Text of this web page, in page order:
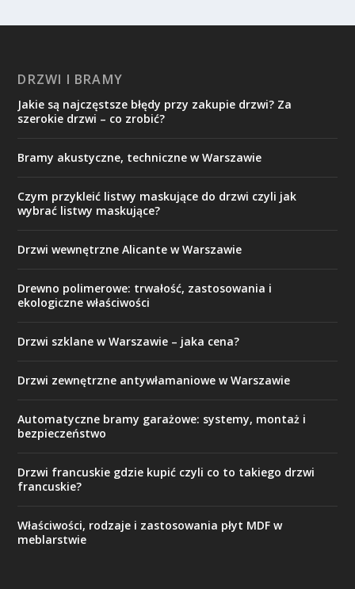
DRZWI I BRAMY
Jakie są najczęstsze błędy przy zakupie drzwi? Za
szerokie drzwi – co zrobić?
Bramy akustyczne, techniczne w Warszawie
Czym przykleić listwy maskujące do drzwi czyli jak
wybrać listwy maskujące?
Drzwi wewnętrzne Alicante w Warszawie
Drewno polimerowe: trwałość, zastosowania i
ekologiczne właściwości
Drzwi szklane w Warszawie – jaka cena?
Drzwi zewnętrzne antywłamaniowe w Warszawie
Automatyczne bramy garażowe: systemy, montaż i
bezpieczeństwo
Drzwi francuskie gdzie kupić czyli co to takiego drzwi
francuskie?
Właściwości, rodzaje i zastosowania płyt MDF w
meblarstwie